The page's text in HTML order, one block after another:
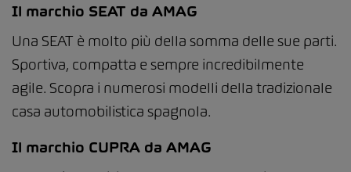
Il marchio SEAT da AMAG
Una SEAT è molto più della somma delle sue parti.
Sportiva, compatta e sempre incredibilmente
agile. Scopra i numerosi modelli della tradizionale
casa automobilistica spagnola.
Il marchio CUPRA da AMAG